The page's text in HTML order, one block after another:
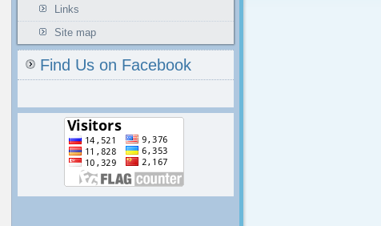
Links
Site map
Find Us on Facebook